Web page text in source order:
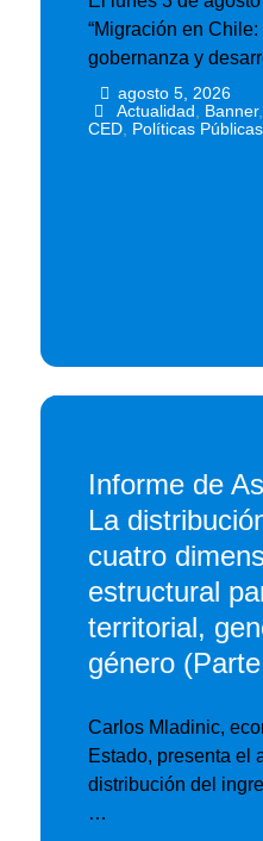
“Migración en
gobernanza y
agosto 5, 2026
Actualidad Banner,
CED Políticas
Informe de
La
cuatro
estructural
territorial,
género
Carlos Mladinic,
Estado, presenta el
distribución del
…